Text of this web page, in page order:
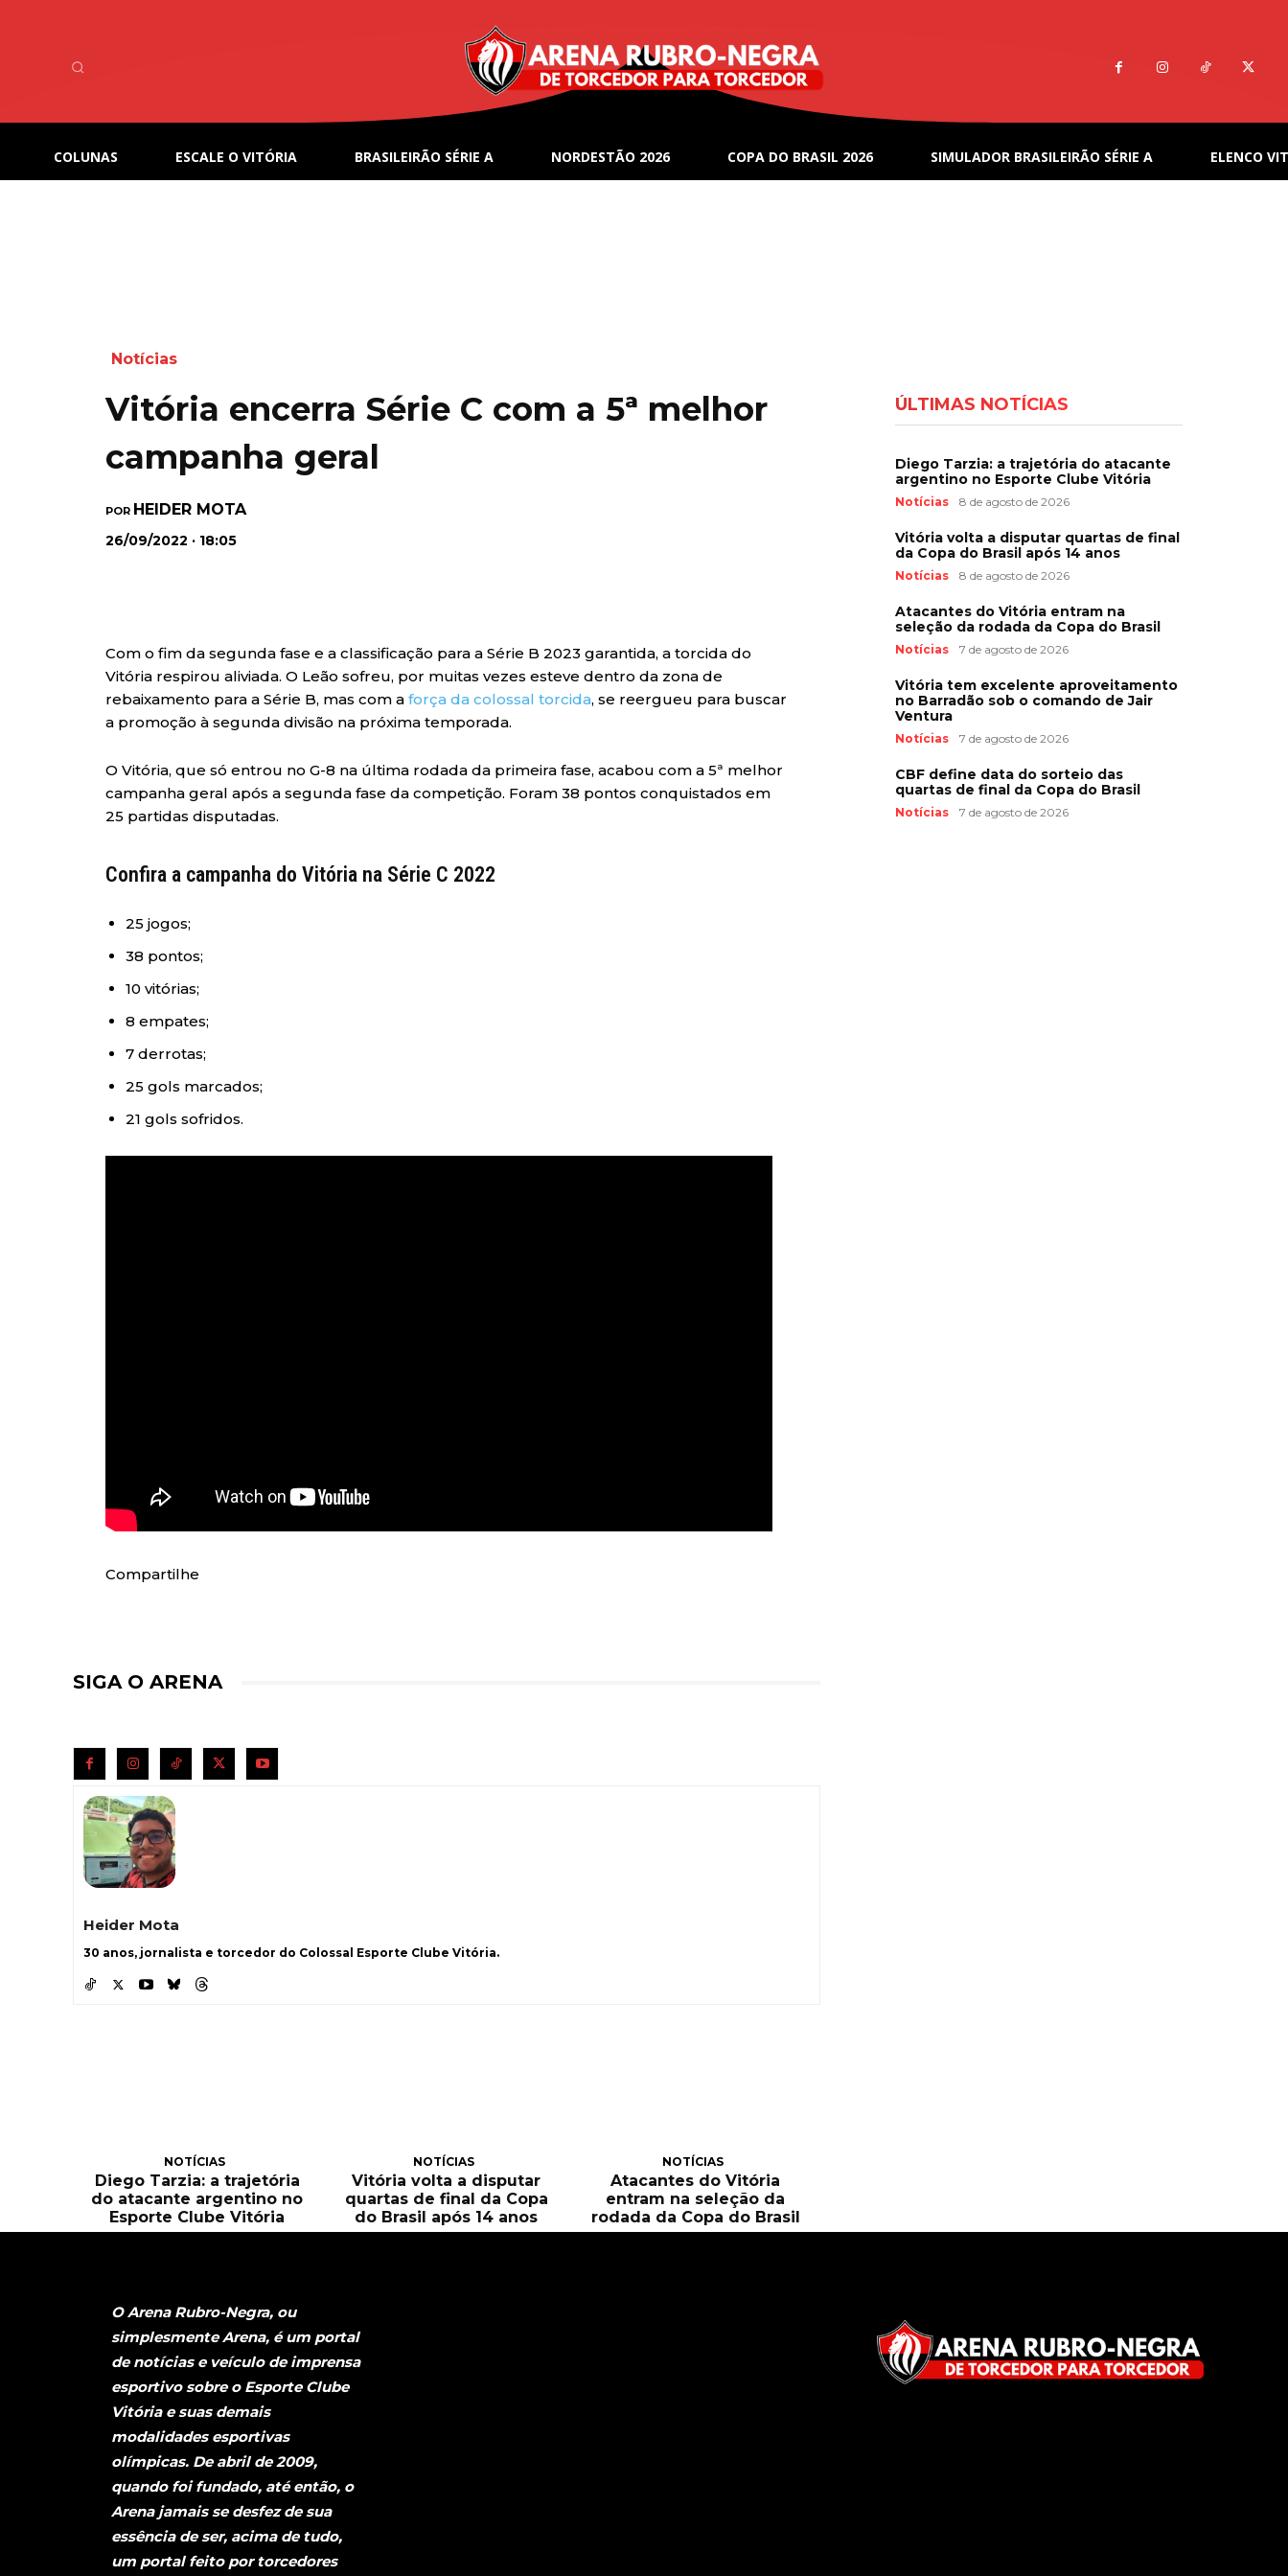
COLUNAS ESCALE O VITÓRIA BRASILEIRÃO SÉRIE A NORDESTÃO 2026 COPA DO BRASIL 2026 SIMULADOR BRASILEIRÃO SÉRIE A ELENCO
Notícias
Vitória encerra Série C com a 5ª melhor
campanha geral
POR HEIDER MOTA
26/09/2022 · 18:05
Com o fim da segunda fase e a classificação para a Série B 2023 garantida, a torcida do
Vitória respirou aliviada. O Leão sofreu, por muitas vezes esteve dentro da zona de
rebaixamento para a Série B, mas com a força da colossal torcida, se reergueu para buscar
a promoção à segunda divisão na próxima temporada.
O Vitória, que só entrou no G-8 na última rodada da primeira fase, acabou com a 5ª melhor
campanha geral após a segunda fase da competição. Foram 38 pontos conquistados em
25 partidas disputadas.
Confira a campanha do Vitória na Série C 2022
25 jogos;
38 pontos;
10 vitórias;
8 empates;
7 derrotas;
25 gols marcados;
21 gols sofridos.
Compartilhe
SIGA O ARENA
Heider Mota
30 anos, jornalista e torcedor do Colossal Esporte Clube Vitória.
NOTÍCIAS
Diego Tarzia: a trajetória
do atacante argentino no
Esporte Clube Vitória
NOTÍCIAS
Vitória volta a disputar
quartas de final da Copa
do Brasil após 14 anos
NOTÍCIAS
Atacantes do Vitória
entram na seleção da
rodada da Copa do Brasil
ÚLTIMAS NOTÍCIAS
Diego Tarzia: a trajetória do atacante
argentino no Esporte Clube Vitória
Notícias 8 de agosto de 2026
Vitória volta a disputar quartas de final
da Copa do Brasil após 14 anos
Notícias 8 de agosto de 2026
Atacantes do Vitória entram na
seleção da rodada da Copa do Brasil
Notícias 7 de agosto de 2026
Vitória tem excelente aproveitamento
no Barradão sob o comando de Jair
Ventura
Notícias 7 de agosto de 2026
CBF define data do sorteio das
quartas de final da Copa do Brasil
Notícias 7 de agosto de 2026
O Arena Rubro-Negra, ou
simplesmente Arena, é um portal
de notícias e veículo de imprensa
esportivo sobre o Esporte Clube
Vitória e suas demais
modalidades esportivas
olímpicas. De abril de 2009,
quando foi fundado, até então, o
Arena jamais se desfez de sua
essência de ser, acima de tudo,
um portal feito por torcedores